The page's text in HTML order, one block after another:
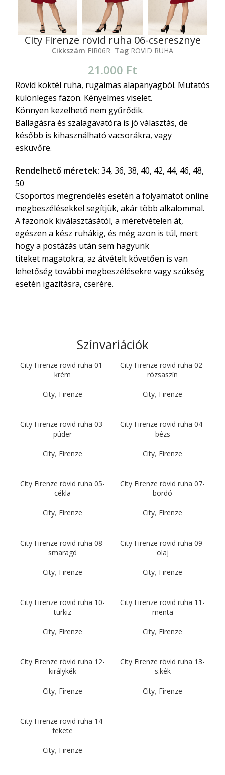
City Firenze rövid ruha 06-cseresznye
Cikkszám FIR06R Tag RÖVID RUHA
21.000 Ft
Rövid koktél ruha, rugalmas alapanyagból. Mutatós
különleges fazon. Kényelmes viselet.
Könnyen kezelhető nem gyűrődik.
Ballagásra és szalagavatóra is jó választás, de
később is kihasználható vacsorákra, vagy
esküvőre.
Rendelhető méretek: 34, 36, 38, 40, 42, 44, 46, 48,
50
Csoportos megrendelés esetén a folyamatot online
megbeszélésekkel segítjük, akár több alkalommal.
A fazonok kiválasztásától, a méretvételen át,
egészen a kész ruhákig, és még azon is túl, mert
hogy a postázás után sem hagyunk
titeket magatokra, az átvételt követően is van
lehetőség további megbeszélésekre vagy szükség
esetén igazításra, cserére.
Színvariációk
City Firenze rövid ruha 01-
krém
City, Firenze
City Firenze rövid ruha 02-
rózsaszín
City, Firenze
City Firenze rövid ruha 03-
púder
City, Firenze
City Firenze rövid ruha 04-
bézs
City, Firenze
City Firenze rövid ruha 05-
cékla
City, Firenze
City Firenze rövid ruha 07-
bordó
City, Firenze
City Firenze rövid ruha 08-
smaragd
City, Firenze
City Firenze rövid ruha 09-
olaj
City, Firenze
City Firenze rövid ruha 10-
türkiz
City, Firenze
City Firenze rövid ruha 11-
menta
City, Firenze
City Firenze rövid ruha 12-
királykék
City, Firenze
City Firenze rövid ruha 13-
s.kék
City, Firenze
City Firenze rövid ruha 14-
fekete
City, Firenze